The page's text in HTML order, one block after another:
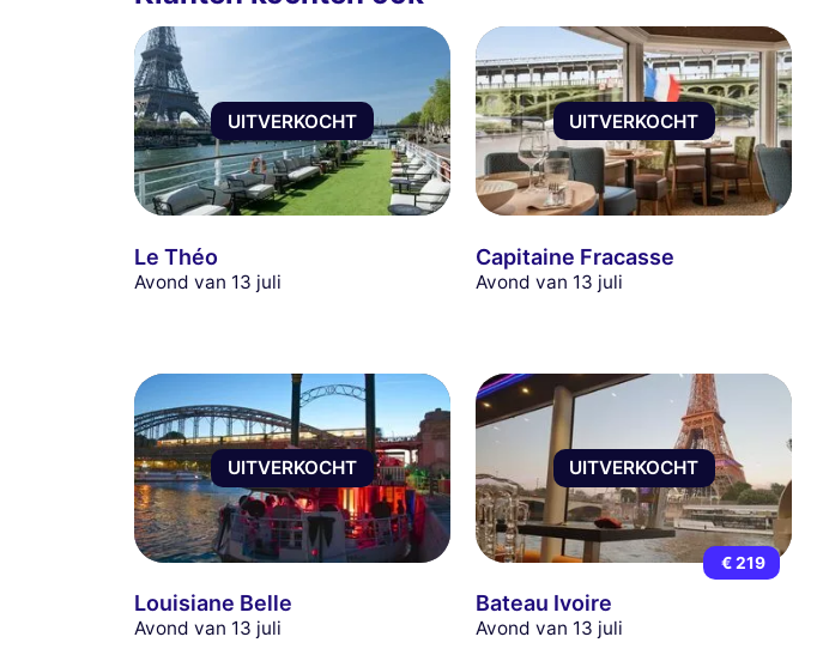
UITVERKOCHT
Le Théo
Avond van 13 juli
UITVERKOCHT
Capitaine Fracasse
Avond van 13 juli
UITVERKOCHT
Louisiane Belle
Avond van 13 juli
UITVERKOCHT
€ 219
Bateau Ivoire
Avond van 13 juli